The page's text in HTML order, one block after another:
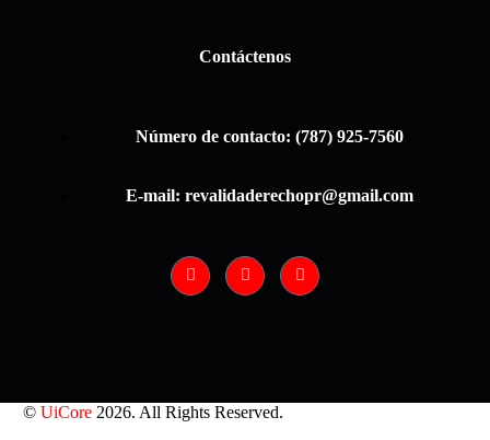
Contáctenos
Número de contacto: (787) 925-7560
E-mail: revalidaderechopr@gmail.com
©UiCore 2026. All Rights Reserved.